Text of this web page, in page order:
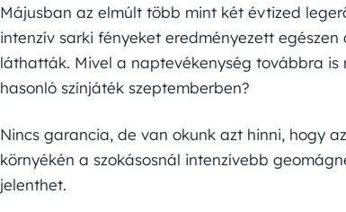
Májusban az elmúlt több mint két évtized
intenzív sarki fényeket eredményezett
láthatták. Mivel a naptevékenység továbbra is
hasonló színjáték szeptemberben?
Nincs garancia, de van okunk azt hinni, hogy
környékén a szokásosnál intenzívebb
jelenthet.